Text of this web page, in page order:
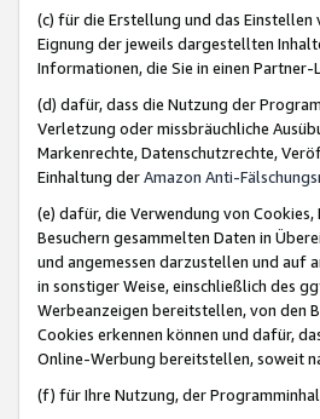
(c) für die Erstellung und das
Eignung der jeweils dargestellten
Informationen, die Sie in einen
(d) dafür, dass die Nutzung der
Verletzung oder missbräuchliche
Markenrechte, Datenschutzrechte,
Einhaltung derAmazon Anti-
(e) dafür, die Verwendung von
Besuchern gesammelten Daten in
und angemessen darzustellen und auf
in sonstiger Weise, einschließlich des
Werbeanzeigen bereitstellen, von den
Cookies erkennen können und dafür,
Online-Werbung bereitstellen, soweit
(f) für Ihre Nutzung, der